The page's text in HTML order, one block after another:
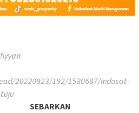
20220923/192/1580687/indosat-
SEBARKAN